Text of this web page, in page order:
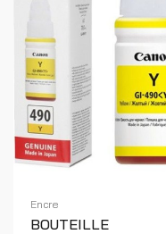
Encre
BOUTEILLE